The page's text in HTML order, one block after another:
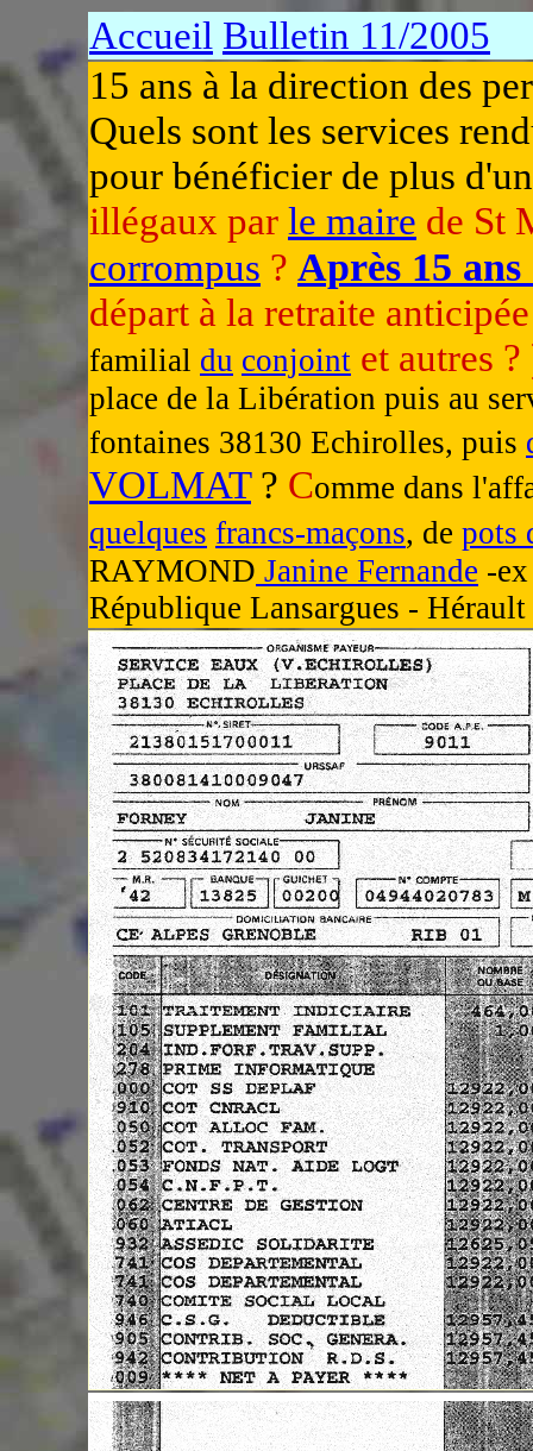
Accueil Bulletin 11/2005
15 ans à la direction des
Quels sont les services
pour bénéficier de plus
illégaux par le maire de St
corrompus ? Après 15
départ à la retraite
familial du conjoint et autres
place de la Libération puis au
fontaines 38130 Echirolles, puis
VOLMAT? Comme dans
quelques francs-maçons, de pots
RAYMOND Janine Fernande -
République Lansargues -